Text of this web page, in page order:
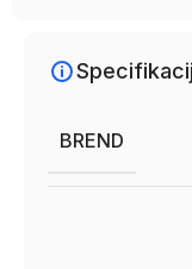
BREND